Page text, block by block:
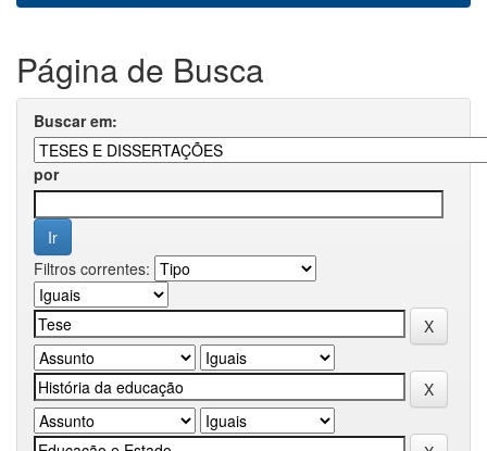
Página de Busca
Buscar em:
por
Filtros correntes: